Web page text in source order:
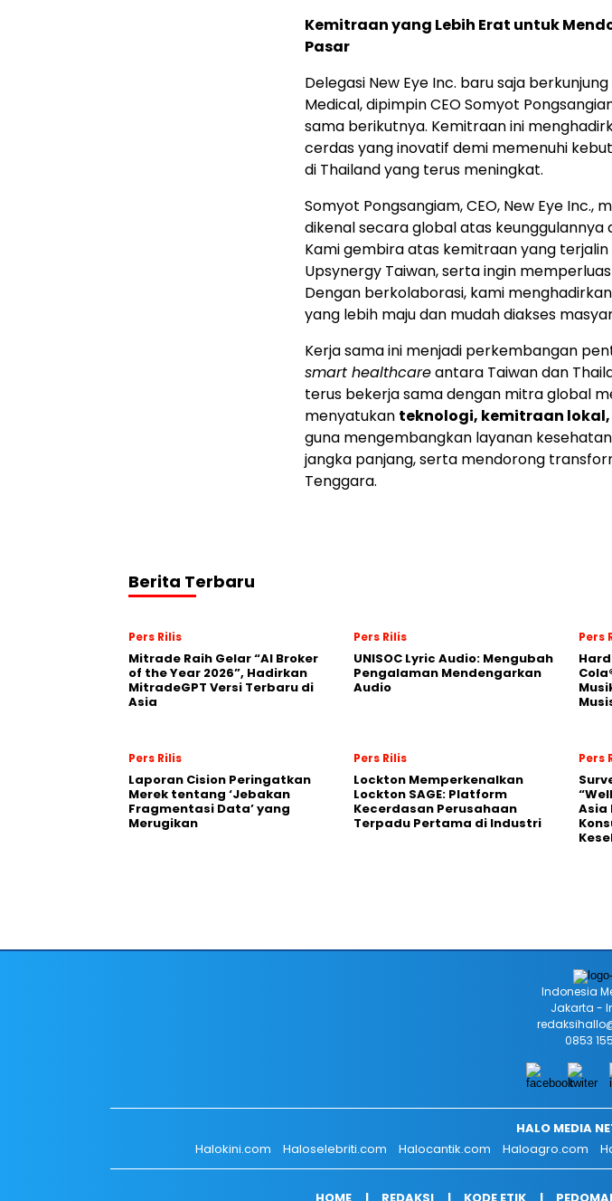
Kemitraan yang Lebih Erat untuk
Pasar
Delegasi New Eye Inc. baru saja
Medical, dipimpin CEO Somyot
sama berikutnya. Kemitraan ini
cerdas yang inovatif demi memenuhi
di Thailand yang terus meningkat.
Somyot Pongsangiam, CEO, New Eye Inc.,
dikenal secara global atas keunggulannya
Kami gembira atas kemitraan yang
Upsynergy Taiwan, serta ingin
Dengan berkolaborasi, kami
yang lebih maju dan mudah diakses
Kerja sama ini menjadi perkembangan
smart healthcareantara Taiwan dan
terus bekerja sama dengan mitra global
menyatukan teknologi, kemitraan
guna mengembangkan layanan
jangka panjang, serta mendorong
Tenggara.
Berita Terbaru
Pers Rilis
Mitrade Raih Gelar “AI Broker
of the Year 2026”, Hadirkan
MitradeGPT Versi Terbaru di
Asia
Pers Rilis
UNISOC Lyric Audio: Mengubah
Pengalaman Mendengarkan
Audio
Pers
Pers Rilis
Laporan Cision Peringatkan
Merek tentang ‘Jebakan
Fragmentasi Data’ yang
Merugikan
Pers Rilis
Lockton Memperkenalkan
Lockton SAGE: Platform
Kecerdasan Perusahaan
Terpadu Pertama di Industri
Pers
Asia
Indonesia
Jakarta -
0853
HALO MEDIA
Halokini.com
Haloselebriti.com Halocantik.com Haloagro.com